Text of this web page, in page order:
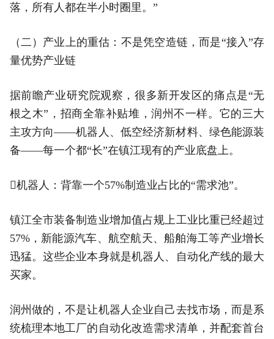
落，所有人都在半小时圈里。”
（二）产业上的重估：不是凭空造链，而是“接入”存
量优势产业链
据前瞻产业研究院观察，很多新开发区的痛点是“无
根之木”，招商全靠补贴堆，润州不一样。它的三大
主攻方向——机器人、低空经济新材料、绿色能源装
备——每一个都“长”在镇江现有的产业底盘上。
机器人：背靠一个57%制造业占比的“需求池”。
镇江全市装备制造业增加值占规上工业比重已经超过
57%，新能源汽车、航空航天、船舶海工等产业增长
迅猛。这些企业本身就是机器人、自动化产线的最大
买家。
润州做的，不是让机器人企业自己去找市场，而是系
统梳理本地工厂的自动化改造需求清单，并配套首台